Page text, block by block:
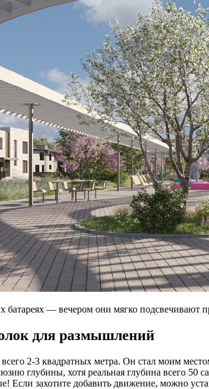
— вечером они мягко подсвечивают
для размышлений
2-3 квадратных метра. Он стал моим
глубины, хотя реальная глубина всего
Если захотите добавить движение, можно